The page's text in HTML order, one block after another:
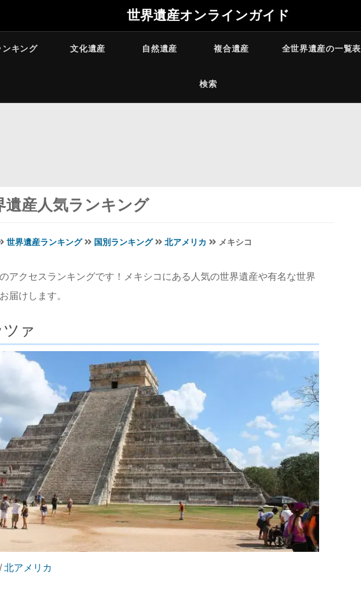
世界遺産オンラインガイド
ンキング 文化遺産 自然遺産 複合遺産 全世界遺産の一覧表
検索
遺産人気ランキング
世界遺産ランキング 国別ランキング 北アメリカ メキシコ
アクセスランキングです！メキシコにある人気の世界遺産や有名な世界
届けします。
ァ
/北アメリカ